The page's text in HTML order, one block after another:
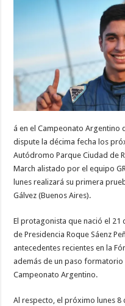
á en el Campeonato Argentino
dispute la décima fecha los
Autódromo Parque Ciudad de
March alistado por el equipo
lunes realizará su primera
Gálvez (Buenos Aires).
El protagonista que nació el 21
de Presidencia Roque Sáenz
antecedentes recientes en la
además de un paso
Campeonato Argentino.
Al respecto, el próximo lunes